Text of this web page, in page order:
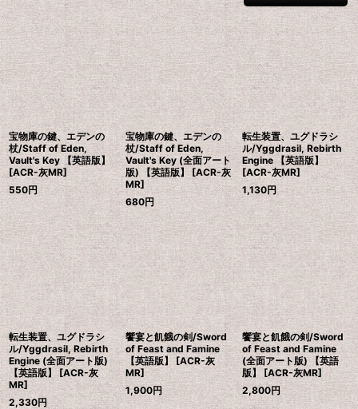
宝物庫の鍵、エデンの
杖/Staff of Eden,
Vault's Key 【英語版】
[ACR-灰MR]
550円
宝物庫の鍵、エデンの
杖/Staff of Eden,
Vault's Key (全面アート
版) 【英語版】 [ACR-灰
MR]
680円
転生装置、ユグドラシ
ル/Yggdrasil, Rebirth
Engine 【英語版】
[ACR-灰MR]
1,130円
転生装置、ユグドラシ
ル/Yggdrasil, Rebirth
Engine (全面アート版)
【英語版】 [ACR-灰
MR]
2,330円
饗宴と飢餓の剣/Sword
of Feast and Famine
【英語版】 [ACR-灰
MR]
1,900円
饗宴と飢餓の剣/Sword
of Feast and Famine
(全面アート版) 【英語
版】 [ACR-灰MR]
2,800円